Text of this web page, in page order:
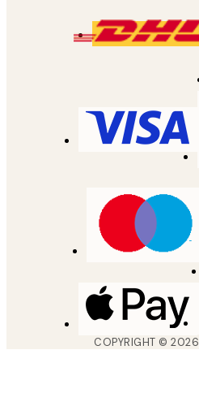
COPYRIGHT ©2026